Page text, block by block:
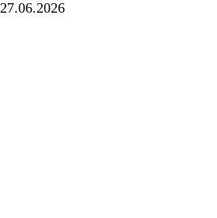
27.06.2026